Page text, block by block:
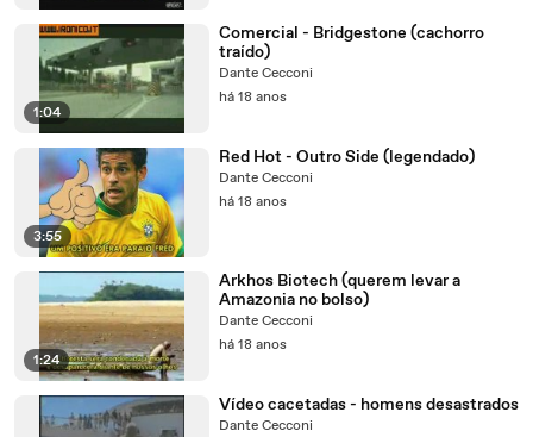
1:04
Comercial - Bridgestone (cachorro
traído)
Dante Cecconi
há 18 anos
3:55
Red Hot - Outro Side (legendado)
Dante Cecconi
há 18 anos
1:24
Arkhos Biotech (querem levar a
Amazonia no bolso)
Dante Cecconi
há 18 anos
Vídeo cacetadas - homens desastrados
Dante Cecconi